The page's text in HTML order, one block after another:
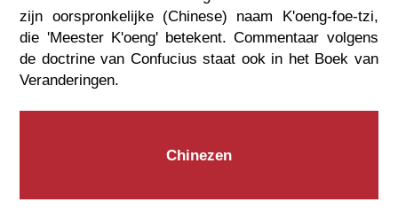
zijn oorspronkelijke (Chinese) naam K'oeng-foe-tzi,
die 'Meester K'oeng' betekent. Commentaar volgens
de doctrine van Confucius staat ook in het Boek van
Veranderingen.
Chinezen